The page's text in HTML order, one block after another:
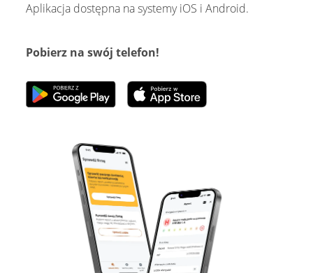
Aplikacja dostępna na systemy iOS i Android.
Pobierz na swój telefon!